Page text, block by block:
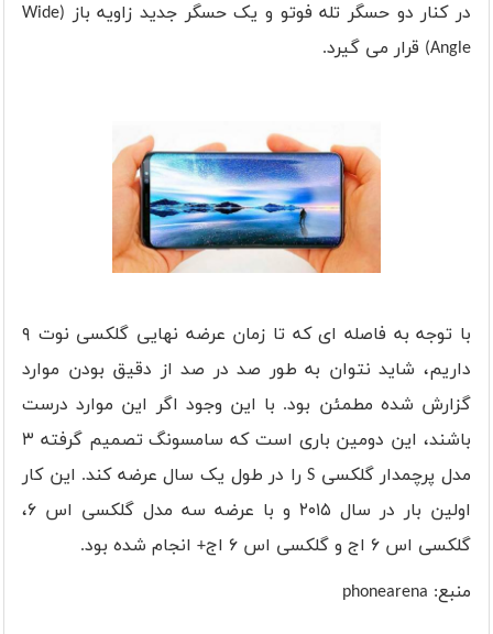
در کنار دو حسگر تله فوتو و یک حسگر جدید زاویه باز (Wide
Angle) قرار می گیرد.
با توجه به فاصله ای که تا زمان عرضه نهایی گلکسی نوت ۹
داریم، شاید نتوان به طور صد در صد از دقیق بودن موارد
گزارش شده مطمئن بود. با این وجود اگر این موارد درست
باشند، این دومین باری است که سامسونگ تصمیم گرفته ۳
مدل پرچمدار گلکسی S را در طول یک سال عرضه کند. این کار
اولین بار در سال ۲۰۱۵ و با عرضه سه مدل گلکسی اس ۶،
گلکسی اس ۶ اج و گلکسی اس ۶ اج+ انجام شده بود.
منبع: phonearena